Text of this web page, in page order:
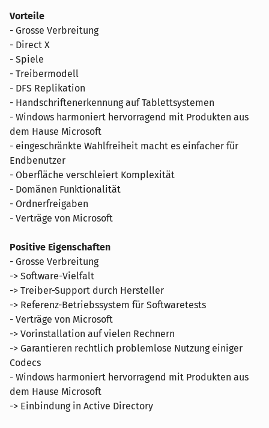
Vorteile
- Grosse Verbreitung
- Direct X
- Spiele
- Treibermodell
- DFS Replikation
- Handschriftenerkennung auf Tablettsystemen
- Windows harmoniert hervorragend mit Produkten aus
dem Hause Microsoft
- eingeschränkte Wahlfreiheit macht es einfacher für
Endbenutzer
- Oberfläche verschleiert Komplexität
- Domänen Funktionalität
- Ordnerfreigaben
- Verträge von Microsoft
Positive Eigenschaften
- Grosse Verbreitung
-> Software-Vielfalt
-> Treiber-Support durch Hersteller
-> Referenz-Betriebssystem für Softwaretests
- Verträge von Microsoft
-> Vorinstallation auf vielen Rechnern
-> Garantieren rechtlich problemlose Nutzung einiger
Codecs
- Windows harmoniert hervorragend mit Produkten aus
dem Hause Microsoft
-> Einbindung in Active Directory